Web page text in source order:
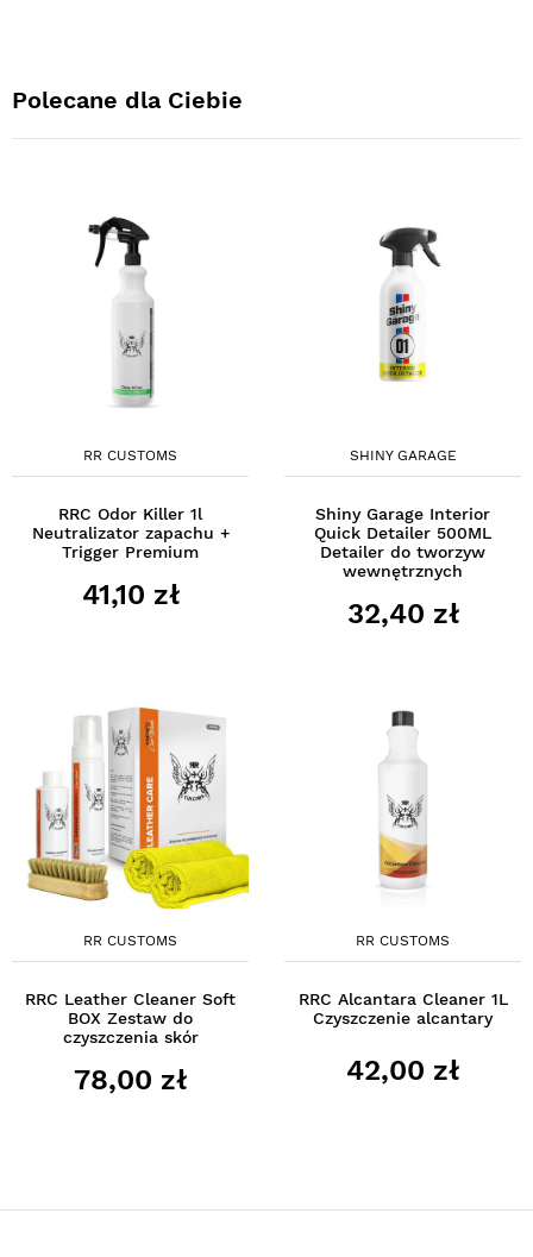
Polecane dla Ciebie
RR CUSTOMS
RRC Odor Killer 1l
Neutralizator zapachu +
Trigger Premium
41,10 zł
SHINY GARAGE
Shiny Garage Interior
Quick Detailer 500ML
Detailer do tworzyw
wewnętrznych
32,40 zł
RR CUSTOMS
RRC Leather Cleaner Soft
BOX Zestaw do
czyszczenia skór
78,00 zł
RR CUSTOMS
RRC Alcantara Cleaner 1L
Czyszczenie alcantary
42,00 zł